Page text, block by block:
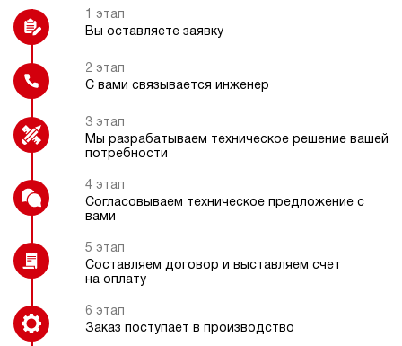
Регулятор расхода
Фильтр напорный с индикатором
1 этап
Вы оставляете заявку
2 этап
С вами связывается инженер
3 этап
Мы разрабатываем техническое решение вашей
потребности
4 этап
Согласовываем техническое предложение с
вами
5 этап
Составляем договор и выставляем счет
на оплату
6 этап
Заказ поступает в производство